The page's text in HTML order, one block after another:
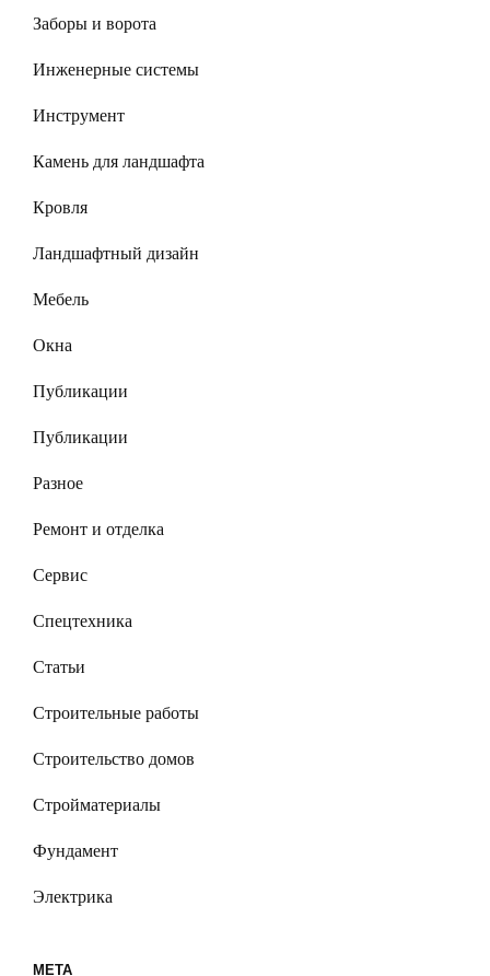
Заборы и ворота
Инженерные системы
Инструмент
Камень для ландшафта
Кровля
Ландшафтный дизайн
Мебель
Окна
Публикации
Публикации
Разное
Ремонт и отделка
Сервис
Спецтехника
Статьи
Строительные работы
Строительство домов
Стройматериалы
Фундамент
Электрика
МЕТА